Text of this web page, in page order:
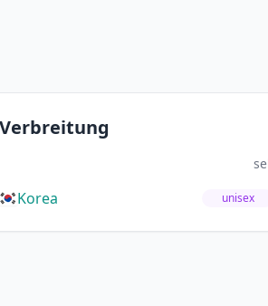
Verbreitung
Korea unisex